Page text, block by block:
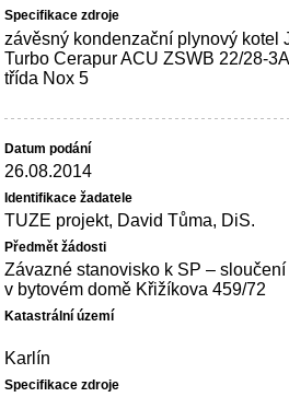
závěsný kondenzační plynový kotel
Turbo Cerapur ACU ZSWB 22/28-
třída Nox 5
26.08.2014
TUZE projekt, David Tůma, DiS.
Závazné stanovisko k SP –
v bytovém domě Křižíkova 459/72
Karlín